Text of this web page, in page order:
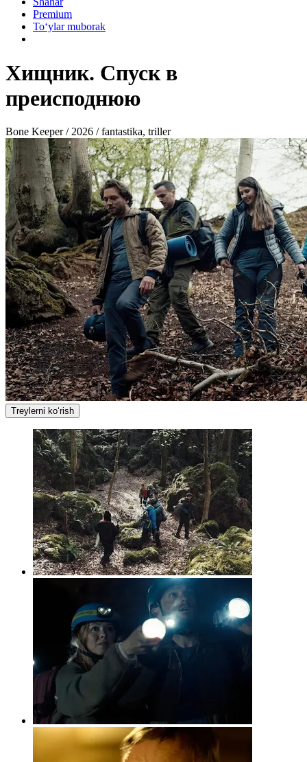
Premium
Toʻylar muborak
Хищник. Спуск в
преисподнюю
Bone Keeper / 2026 / fantastika, triller
Treylerni ko‘rish